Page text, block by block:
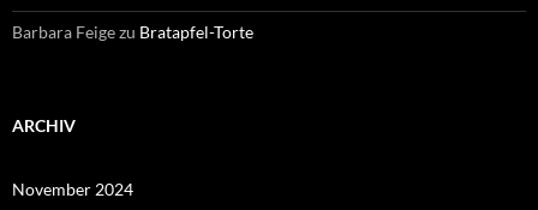
Barbara Feigezu Bratapfel-Torte
ARCHIV
November 2024